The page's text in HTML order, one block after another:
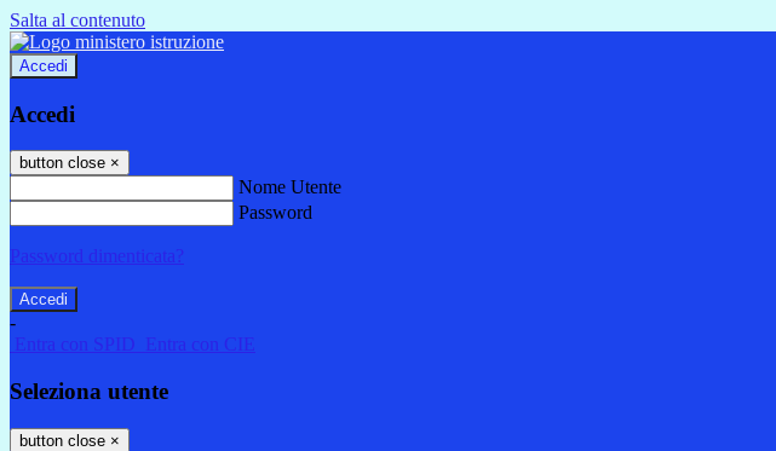
Salta al contenuto
Accedi
Accedi
button close ×
Nome Utente
Password
Password dimenticata?
-
Entra con SPID
Entra con CIE
Seleziona utente
button close ×